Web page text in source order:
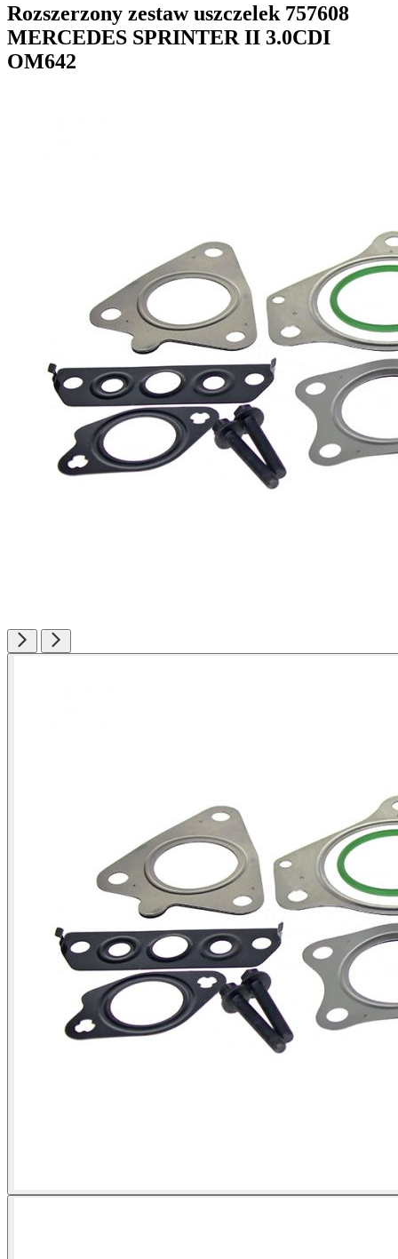
Rozszerzony zestaw uszczelek 757608
MERCEDES SPRINTER II 3.0CDI
OM642